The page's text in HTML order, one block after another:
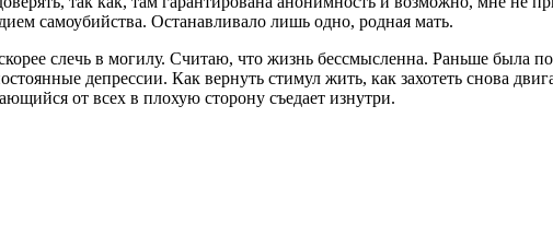
самоубийства. Останавливало лишь одно, родная мать.
слечь в могилу. Считаю, что жизнь бессмысленна. Раньше была
депрессии. Как вернуть стимул жить, как захотеть снова
от всех в плохую сторону съедает изнутри.